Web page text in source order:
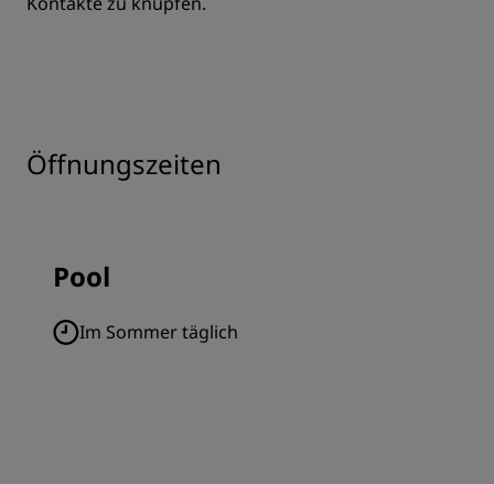
Öffnungszeiten
Pool
Im Sommer täglich